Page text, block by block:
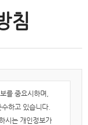
침
를 중요시하며,
하고 있습니다.
시는 개인정보가